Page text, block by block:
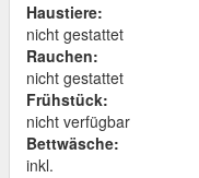
Haustiere:
nicht gestattet
Rauchen:
nicht gestattet
Frühstück:
nicht verfügbar
Bettwäsche:
inkl.